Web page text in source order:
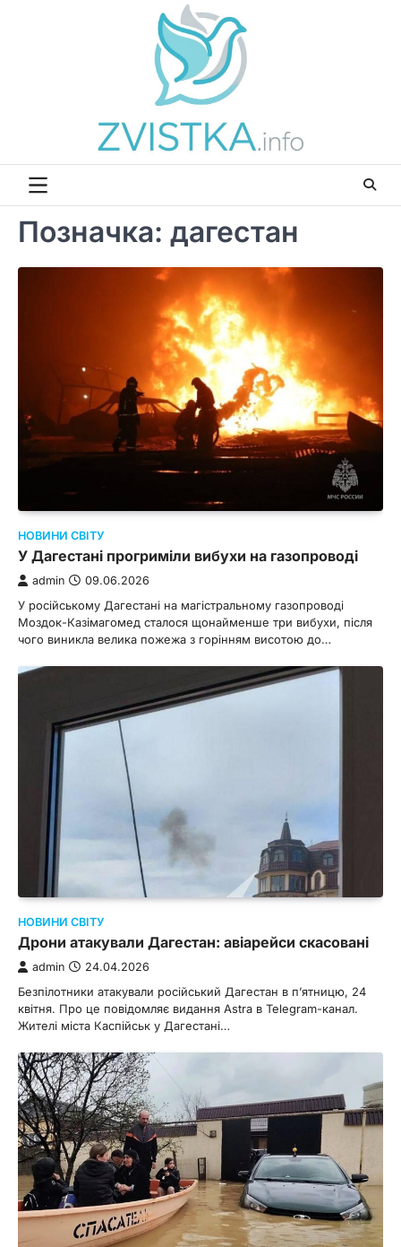
Позначка: дагестан
НОВИНИ СВІТУ
У Дагестані прогриміли вибухи на газопроводі
admin 09.06.2026
У російському Дагестані на магістральному газопроводі
Моздок-Казімагомед сталося щонайменше три вибухи, після
чого виникла велика пожежа з горінням висотою до…
НОВИНИ СВІТУ
Дрони атакували Дагестан: авіарейси скасовані
admin 24.04.2026
Безпілотники атакували російський Дагестан в п’ятницю, 24
квітня. Про це повідомляє видання Astra в Telegram-канал.
Жителі міста Каспійськ у Дагестані…